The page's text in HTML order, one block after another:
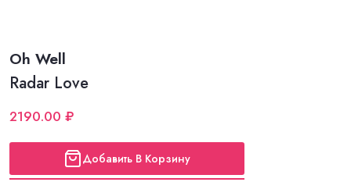
Oh Well
Radar Love
2190.00 ₽
Добавить В Корзину